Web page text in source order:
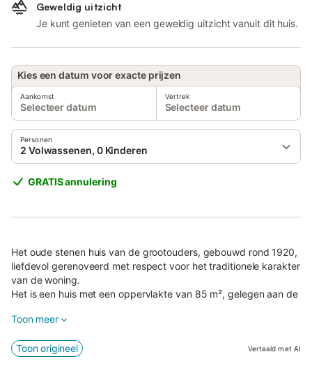
Geweldig uitzicht
Je kunt genieten van een geweldig uitzicht vanuit dit huis.
Kies een datum voor exacte prijzen
Aankomst
Selecteer datum
Vertrek
Selecteer datum
Personen
2 Volwassenen, 0 Kinderen
GRATIS annulering
Het oude stenen huis van de grootouders, gebouwd rond 1920,
liefdevol gerenoveerd met respect voor het traditionele karakter
van de woning.
Het is een huis met een oppervlakte van 85 m², gelegen aan de
hoogte van 400 m.
apparatuur.
Toon meer
Toon origineel Vertaald met AI